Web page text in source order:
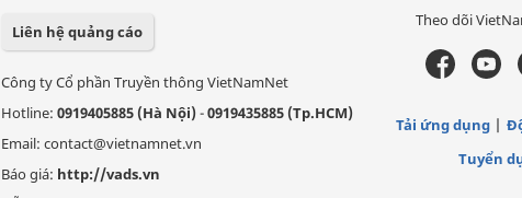
Liên hệ quảng cáo
Công ty Cổ phần Truyền thông VietNamNet
Hotline: 0919405885 (Hà Nội)-0919435885 (Tp.HCM)
Email: contact@vietnamnet.vn
Báo giá: http://vads.vn
Theo dõi
Tải ứng dụng
Tuyển